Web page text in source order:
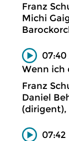
Franz
Michi
Wenn ich
Franz
Daniel
(dirigent),